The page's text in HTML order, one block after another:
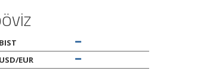
BIST
USD/EUR